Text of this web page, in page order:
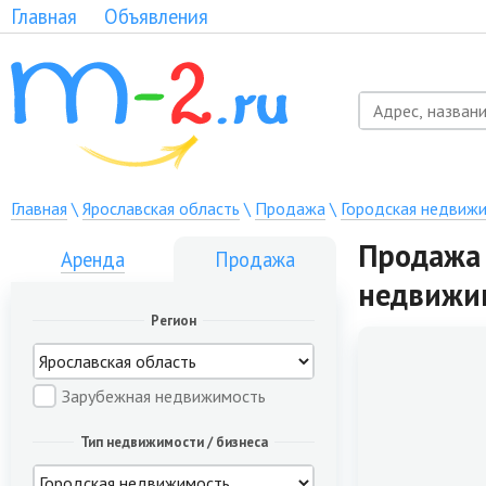
Главная Объявления
Главная \ Ярославская область \ Продажа\ Городская
Аренда Продажа
Регион
Зарубежная недвижимость
Тип недвижимости / бизнеса
Продажа